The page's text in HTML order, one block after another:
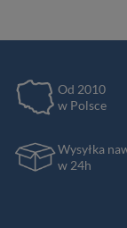
Od 2010
w Polsce
Wysyłka
w 24h